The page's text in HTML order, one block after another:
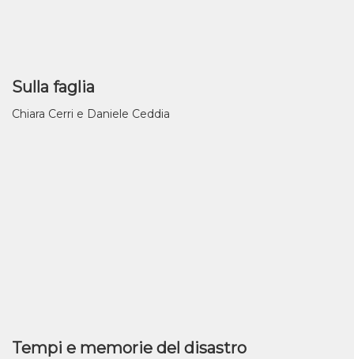
Sulla faglia
Chiara Cerri e Daniele Ceddia
Tempi e memorie del disastro